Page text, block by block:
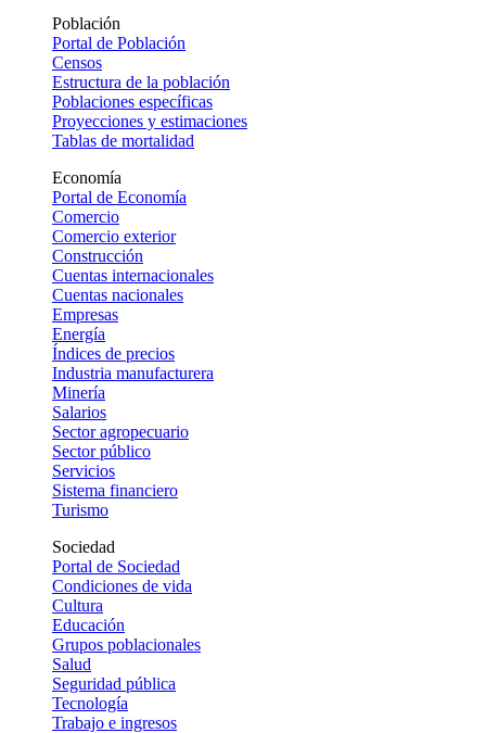
Población
Portal de Población
Censos
Estructura de la población
Poblaciones específicas
Proyecciones y estimaciones
Tablas de mortalidad
Economía
Portal de Economía
Comercio
Comercio exterior
Construcción
Cuentas internacionales
Cuentas nacionales
Empresas
Energía
Índices de precios
Industria manufacturera
Minería
Salarios
Sector agropecuario
Sector público
Servicios
Sistema financiero
Turismo
Sociedad
Portal de Sociedad
Condiciones de vida
Cultura
Educación
Grupos poblacionales
Salud
Seguridad pública
Tecnología
Trabajo e ingresos